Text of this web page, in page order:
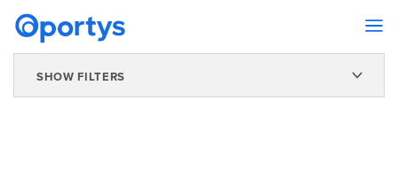
SHOW FILTERS